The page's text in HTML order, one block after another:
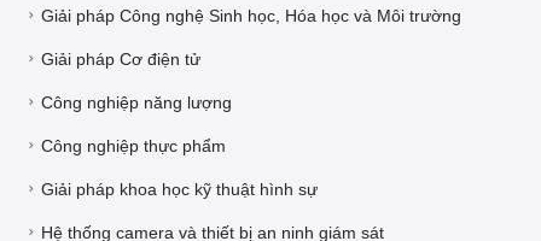
Giải pháp Công nghệ Sinh học, Hóa học và Môi trường
Giải pháp Cơ điện tử
Công nghiệp năng lượng
Công nghiệp thực phẩm
Giải pháp khoa học kỹ thuật hình sự
Hệ thống camera và thiết bị an ninh giám sát